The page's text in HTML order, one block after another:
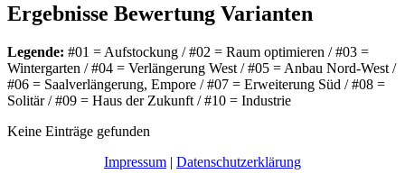
Ergebnisse Bewertung Varianten
Legende: #01 = Aufstockung / #02 = Raum optimieren / #03 =
Wintergarten / #04 = Verlängerung West / #05 = Anbau Nord-West /
#06 = Saalverlängerung, Empore / #07 = Erweiterung Süd / #08 =
Solitär / #09 = Haus der Zukunft / #10 = Industrie
Keine Einträge gefunden
Impressum | Datenschutzerklärung